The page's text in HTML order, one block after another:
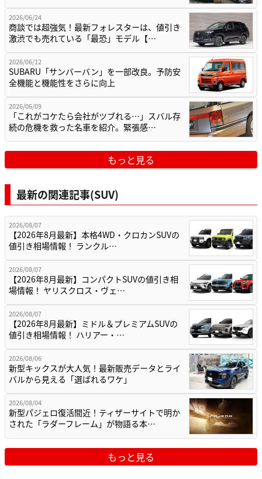
2026/06/24
商談では超強気！最新フォレスターは、値引き
激渋でも売れている「最恐」モデル【…
2026/06/12
SUBARU「サンバーバン」を一部改良。予防安
全機能と機能性をさらに向上
2026/06/09
「これがコケたら会社がツブれる…」スバル存
続の危機を救った名車を紹介。緊張感…
もっと見る
最新の関連記事(SUV)
2026/08/07
【2026年8月最新】本格4WD・クロカンSUVの
値引き相場情報！ ランクル…
2026/08/07
【2026年8月最新】コンパクトSUVの値引き相
場情報！ ヤリスクロス・ヴェ…
2026/08/07
【2026年8月最新】ミドル＆プレミアムSUVの
値引き相場情報！ ハリアー・…
2026/08/06
新型キックスが大人気！最新販売データとライ
バルから見える「選ばれるワケ」
2026/08/04
新型パジェロ復活間近！ティザーサイトで明か
された「ラダーフレーム」が物語る本…
もっと見る